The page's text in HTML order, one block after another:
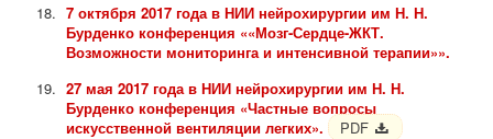
7 октября 2017 года в НИИ нейрохирургии им Н. Н.
Бурденко конференция ««Мозг-Сердце-ЖКТ.
Возможности мониторинга и интенсивной терапии»».
27 мая 2017 года в НИИ нейрохирургии им Н. Н.
Бурденко конференция «Частные вопросы
искусственной вентиляции легких».
PDF